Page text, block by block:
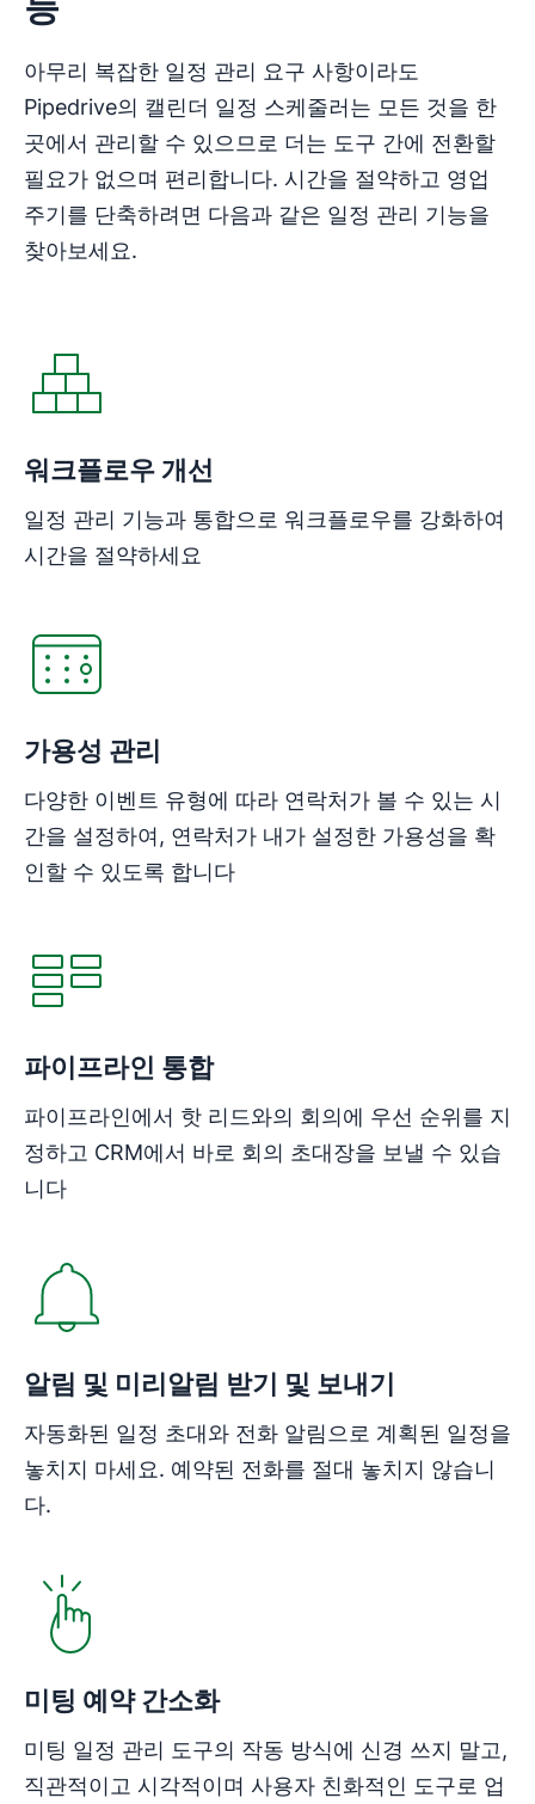
아무리 복잡한 일정 관리 요구 사항이라도
Pipedrive의 캘린더 일정 스케줄러는 모든 것을 한
곳에서 관리할 수 있으므로 더는 도구 간에 전환할
필요가 없으며 편리합니다. 시간을 절약하고 영업
주기를 단축하려면 다음과 같은 일정 관리 기능을
찾아보세요.
워크플로우 개선
일정 관리 기능과 통합으로 워크플로우를 강화하여
시간을 절약하세요
가용성 관리
다양한 이벤트 유형에 따라 연락처가 볼 수 있는 시
간을 설정하여, 연락처가 내가 설정한 가용성을 확
인할 수 있도록 합니다
파이프라인 통합
파이프라인에서 핫 리드와의 회의에 우선 순위를 지
정하고 CRM에서 바로 회의 초대장을 보낼 수 있습
니다
알림 및 미리알림 받기 및 보내기
자동화된 일정 초대와 전화 알림으로 계획된 일정을
놓치지 마세요. 예약된 전화를 절대 놓치지 않습니
다.
미팅 예약 간소화
미팅 일정 관리 도구의 작동 방식에 신경 쓰지 말고,
직관적이고 시각적이며 사용자 친화적인 도구로 업